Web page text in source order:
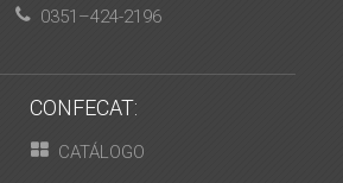
0351–424-2196
CONFECAT:
CATÁLOGO